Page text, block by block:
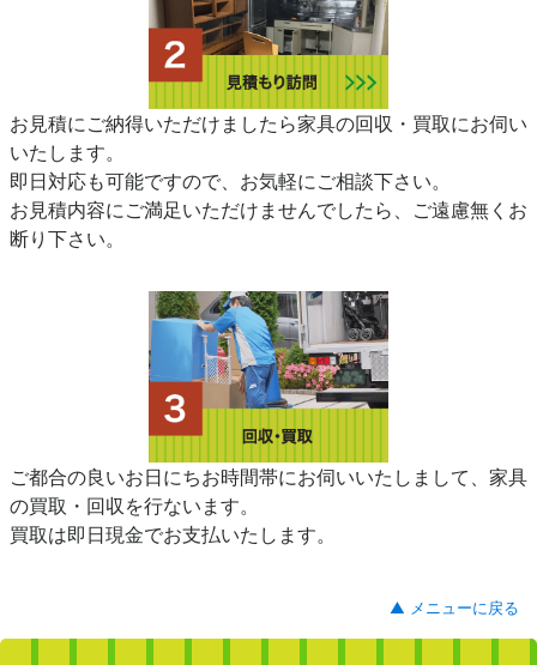
お見積にご納得いただけましたら家具の回収・買取にお伺い
いたします。
即日対応も可能ですので、お気軽にご相談下さい。
お見積内容にご満足いただけませんでしたら、ご遠慮無くお
断り下さい。
ご都合の良いお日にちお時間帯にお伺いいたしまして、家具
の買取・回収を行ないます。
買取は即日現金でお支払いたします。
▲ メニューに戻る